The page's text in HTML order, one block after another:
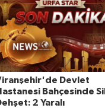
Devlet
Bahçesinde
2 Yaralı